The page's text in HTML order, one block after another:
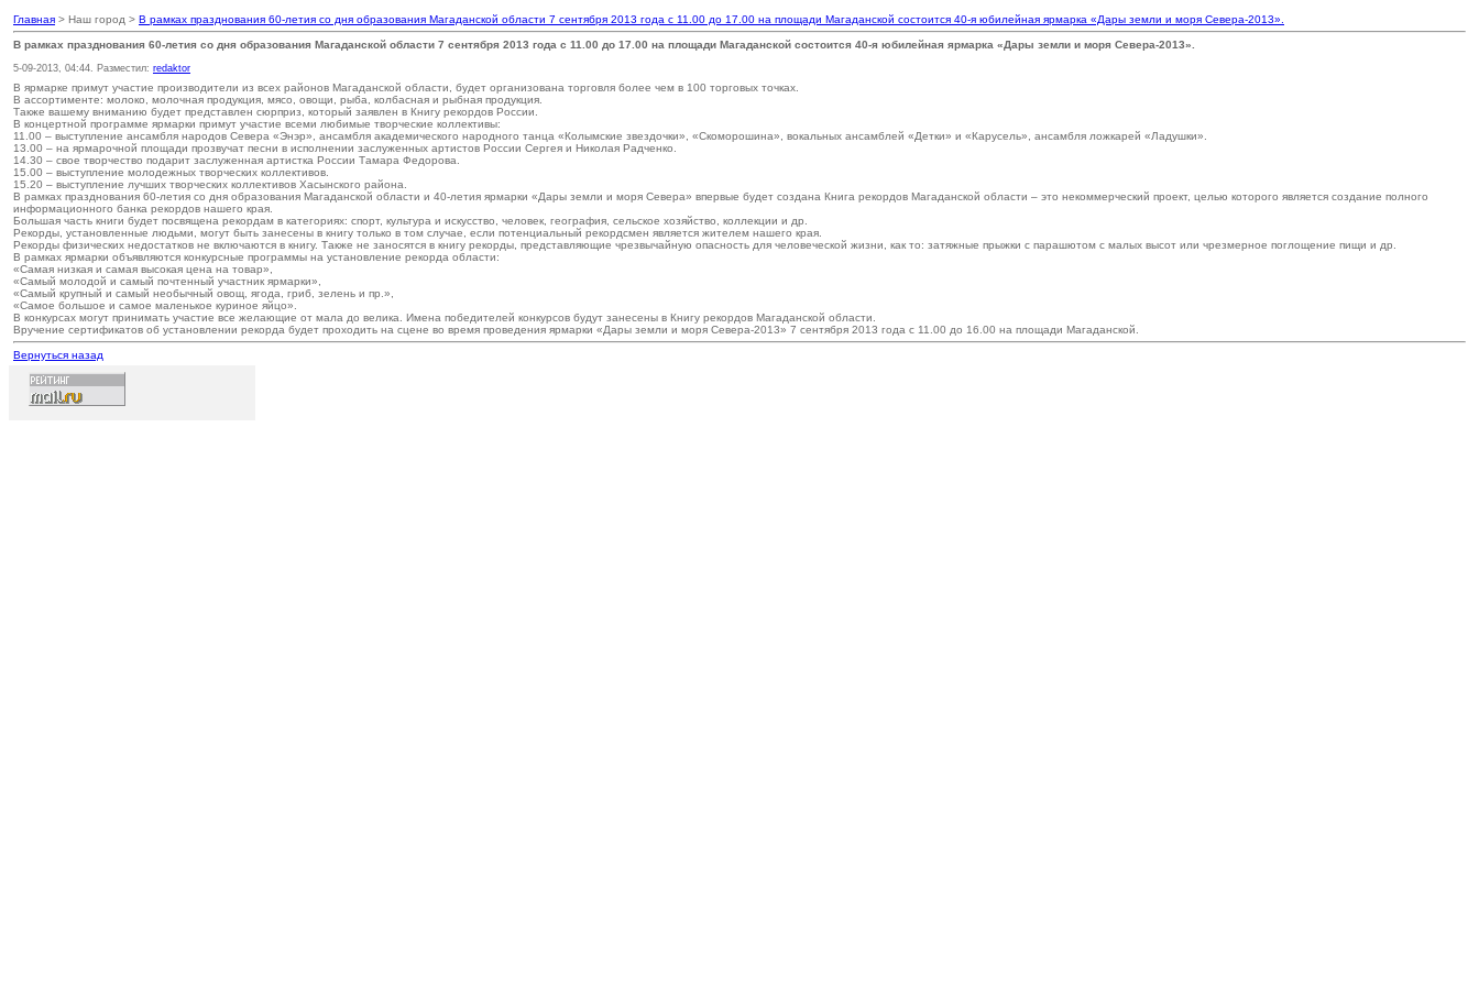
Главная > Наш город > В рамках празднования 60-летия со дня образования Магаданской области 7 сентября 2013 года с 11.00 до 17.00 на площади Магаданской состоится 40-я юбилейная ярмарка «Дары земли и моря Севера-2013».
В рамках празднования 60-летия со дня образования Магаданской области 7 сентября 2013 года с 11.00 до 17.00 на площади Магаданской состоится 40-я юбилейная ярмарка «Дары земли и моря Севера-2013».
5-09-2013, 04:44. Разместил: redaktor
В ярмарке примут участие производители из всех районов Магаданской области, будет организована торговля более чем в 100 торговых точках.
В ассортименте: молоко, молочная продукция, мясо, овощи, рыба, колбасная и рыбная продукция.
Также вашему вниманию будет представлен сюрприз, который заявлен в Книгу рекордов России.
В концертной программе ярмарки примут участие всеми любимые творческие коллективы:
11.00 – выступление ансамбля народов Севера «Энэр», ансамбля академического народного танца «Колымские звездочки», «Скоморошина», вокальных ансамблей «Детки» и «Карусель», ансамбля ложкарей «Ладушки».
13.00 – на ярмарочной площади прозвучат песни в исполнении заслуженных артистов России Сергея и Николая Радченко.
14.30 – свое творчество подарит заслуженная артистка России Тамара Федорова.
15.00 – выступление молодежных творческих коллективов.
15.20 – выступление лучших творческих коллективов Хасынского района.
В рамках празднования 60-летия со дня образования Магаданской области и 40-летия ярмарки «Дары земли и моря Севера» впервые будет создана Книга рекордов Магаданской области – это некоммерческий проект, целью которого является создание полного
информационного банка рекордов нашего края.
Большая часть книги будет посвящена рекордам в категориях: спорт, культура и искусство, человек, география, сельское хозяйство, коллекции и др.
Рекорды, установленные людьми, могут быть занесены в книгу только в том случае, если потенциальный рекордсмен является жителем нашего края.
Рекорды физических недостатков не включаются в книгу. Также не заносятся в книгу рекорды, представляющие чрезвычайную опасность для человеческой жизни, как то: затяжные прыжки с парашютом с малых высот или чрезмерное поглощение пищи и др.
В рамках ярмарки объявляются конкурсные программы на установление рекорда области:
«Самая низкая и самая высокая цена на товар»,
«Самый молодой и самый почтенный участник ярмарки»,
«Самый крупный и самый необычный овощ, ягода, гриб, зелень и пр.»,
«Самое большое и самое маленькое куриное яйцо».
В конкурсах могут принимать участие все желающие от мала до велика. Имена победителей конкурсов будут занесены в Книгу рекордов Магаданской области.
Вручение сертификатов об установлении рекорда будет проходить на сцене во время проведения ярмарки «Дары земли и моря Севера-2013» 7 сентября 2013 года с 11.00 до 16.00 на площади Магаданской.
Вернуться назад